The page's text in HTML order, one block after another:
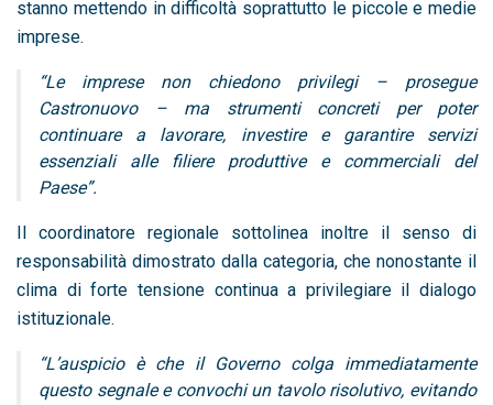
stanno mettendo in difficoltà soprattutto le piccole e medie
imprese.
“Le imprese non chiedono privilegi – prosegue
Castronuovo – ma strumenti concreti per poter
continuare a lavorare, investire e garantire servizi
essenziali alle filiere produttive e commerciali del
Paese”.
Il coordinatore regionale sottolinea inoltre il senso di
responsabilità dimostrato dalla categoria, che nonostante il
clima di forte tensione continua a privilegiare il dialogo
istituzionale.
“L’auspicio è che il Governo colga immediatamente
questo segnale e convochi un tavolo risolutivo, evitando